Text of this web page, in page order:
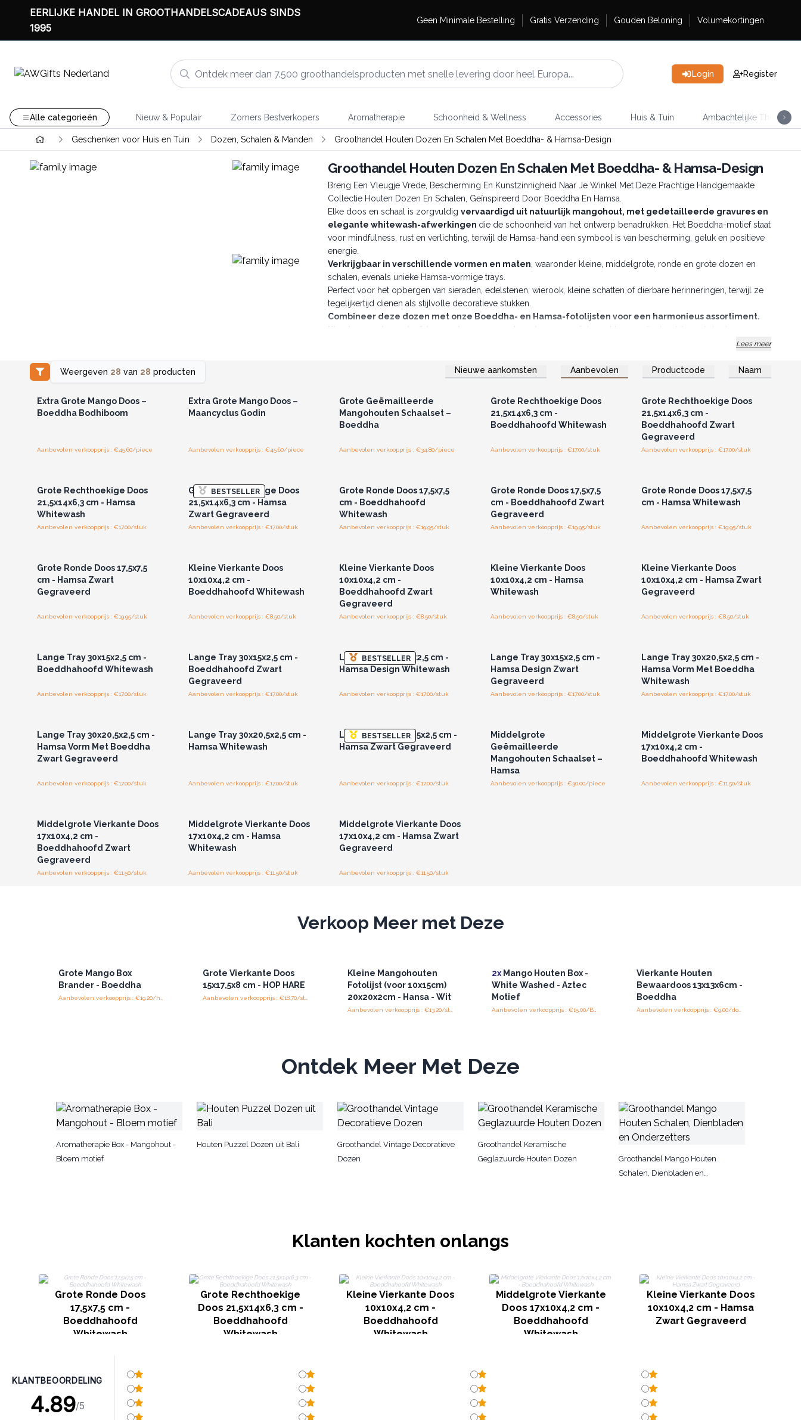
EERLIJKE HANDEL IN GROOTHANDELSCADEAUS SINDS
1995
Geen Minimale Bestelling Gratis Verzending Gouden Beloning Volumekortingen
Login Register
Alle categorieën Nieuw & Populair Zomers Bestverkopers Aromatherapie Schoonheid & Wellness Accessories Huis & Tuin Ambachtelijke Thee
Geschenken voor Huis en Tuin Dozen, Schalen & Manden Groothandel Houten Dozen En Schalen Met Boeddha- & Hamsa-Design
Groothandel Houten Dozen En Schalen Met Boeddha- & Hamsa-Design
Breng Een Vleugje Vrede, Bescherming En Kunstzinnigheid Naar Je Winkel Met Deze Prachtige Handgemaakte
Collectie Houten Dozen En Schalen, Geïnspireerd Door Boeddha En Hamsa.
Elke doos en schaal is zorgvuldig vervaardigd uit natuurlijk mangohout, met gedetailleerde gravures en
elegante whitewash-afwerkingen die de schoonheid van het ontwerp benadrukken. Het Boeddha-motief staat
voor mindfulness, rust en verlichting, terwijl de Hamsa-hand een symbool is van bescherming, geluk en positieve
energie.
Verkrijgbaar in verschillende vormen en maten , waaronder kleine, middelgrote, ronde en grote dozen en
schalen, evenals unieke Hamsa-vormige trays.
Perfect voor het opbergen van sieraden, edelstenen, wierook, kleine schatten of dierbare herinneringen, terwijl ze
tegelijkertijd dienen als stijlvolle decoratieve stukken.
Combineer deze dozen met onze Boeddha- en Hamsa-fotolijsten voor een harmonieus assortiment.
Kies tussen de gedurfde zwart gegraveerde ontwerpen
of de zachtere, verfijnde whitewash-look om
Lees meer
Weergeven 28 van 28 producten Nieuwe aankomsten Aanbevolen Productcode Naam
Log in of registreer u voor
groothandelsprijzen.
Extra Grote Mango Doos –
Boeddha Bodhiboom
Aanbevolen verkoopprijs : €45.60/piece
Extra Grote Mango Doos –
Maancyclus Godin
Aanbevolen verkoopprijs : €45.60/piece
Grote Geëmailleerde
Mangohouten Schaalset –
Boeddha
Aanbevolen verkoopprijs : €34.80/piece
Log in of registreer u voor
groothandelsprijzen.
Grote Rechthoekige Doos
21,5x14x6,3 cm -
Boeddhahoofd Whitewash
Aanbevolen verkoopprijs : €17.00/stuk
Log in of registreer u voor
groothandelsprijzen.
Grote Rechthoekige Doos
21,5x14x6,3 cm -
Boeddhahoofd Zwart
Gegraveerd
Aanbevolen verkoopprijs : €17.00/stuk
Grote Rechthoekige Doos
21,5x14x6,3 cm - Hamsa
Whitewash
Aanbevolen verkoopprijs : €17.00/stuk
BESTSELLER
Grote Rechthoekige Doos
21,5x14x6,3 cm - Hamsa
Zwart Gegraveerd
Aanbevolen verkoopprijs : €17.00/stuk
Grote Ronde Doos 17,5x7,5
cm - Boeddhahoofd
Whitewash
Aanbevolen verkoopprijs : €19.95/stuk
Grote Ronde Doos 17,5x7,5
cm - Boeddhahoofd Zwart
Gegraveerd
Aanbevolen verkoopprijs : €19.95/stuk
Grote Ronde Doos 17,5x7,5
cm - Hamsa Whitewash
Aanbevolen verkoopprijs : €19.95/stuk
Grote Ronde Doos 17,5x7,5
cm - Hamsa Zwart
Gegraveerd
Aanbevolen verkoopprijs : €19.95/stuk
Kleine Vierkante Doos
10x10x4,2 cm -
Boeddhahoofd Whitewash
Aanbevolen verkoopprijs : €8.50/stuk
Kleine Vierkante Doos
10x10x4,2 cm -
Boeddhahoofd Zwart
Gegraveerd
Aanbevolen verkoopprijs : €8.50/stuk
Kleine Vierkante Doos
10x10x4,2 cm - Hamsa
Whitewash
Aanbevolen verkoopprijs : €8.50/stuk
Kleine Vierkante Doos
10x10x4,2 cm - Hamsa Zwart
Gegraveerd
Aanbevolen verkoopprijs : €8.50/stuk
Lange Tray 30x15x2,5 cm -
Boeddhahoofd Whitewash
Aanbevolen verkoopprijs : €17.00/stuk
Lange Tray 30x15x2,5 cm -
Boeddhahoofd Zwart
Gegraveerd
Aanbevolen verkoopprijs : €17.00/stuk
BESTSELLER
Lange Tray 30x15x2,5 cm -
Hamsa Design Whitewash
Aanbevolen verkoopprijs : €17.00/stuk
Lange Tray 30x15x2,5 cm -
Hamsa Design Zwart
Gegraveerd
Aanbevolen verkoopprijs : €17.00/stuk
Lange Tray 30x20,5x2,5 cm -
Hamsa Vorm Met Boeddha
Whitewash
Aanbevolen verkoopprijs : €17.00/stuk
Lange Tray 30x20,5x2,5 cm -
Hamsa Vorm Met Boeddha
Zwart Gegraveerd
Aanbevolen verkoopprijs : €17.00/stuk
Lange Tray 30x20,5x2,5 cm -
Hamsa Whitewash
Aanbevolen verkoopprijs : €17.00/stuk
BESTSELLER
Lange Tray 30x20,5x2,5 cm -
Hamsa Zwart Gegraveerd
Aanbevolen verkoopprijs : €17.00/stuk
Middelgrote
Geëmailleerde
Mangohouten Schaalset –
Hamsa
Aanbevolen verkoopprijs : €30.00/piece
Middelgrote Vierkante Doos
17x10x4,2 cm -
Boeddhahoofd Whitewash
Aanbevolen verkoopprijs : €11.50/stuk
Middelgrote Vierkante Doos
17x10x4,2 cm -
Boeddhahoofd Zwart
Gegraveerd
Aanbevolen verkoopprijs : €11.50/stuk
Middelgrote Vierkante Doos
17x10x4,2 cm - Hamsa
Whitewash
Aanbevolen verkoopprijs : €11.50/stuk
Middelgrote Vierkante Doos
17x10x4,2 cm - Hamsa Zwart
Gegraveerd
Aanbevolen verkoopprijs : €11.50/stuk
Verkoop Meer met Deze
Grote Mango Box
Brander - Boeddha
Grote Vierkante Doos
15x17,5x8 cm - HOP HARE
Kleine Mangohouten
Fotolijst (voor 10x15cm)
20x20x2cm - Hansa - Wit
2x Mango Houten Box -
White Washed - Aztec
Motief
Vierkante Houten
Bewaardoos 13x13x6cm -
Boeddha
Aanbevolen verkoopprijs : €9.00/doos
Ontdek Meer Met Deze
Aromatherapie Box - Mangohout -
Bloem motief
Houten Puzzel Dozen uit Bali
Groothandel Vintage Decoratieve
Dozen
Groothandel Keramische
Geglazuurde Houten Dozen
Groothandel Mango Houten
Schalen, Dienbladen en
Klanten kochten onlangs
Grote Ronde Doos
17,5x7,5 cm -
Boeddhahoofd
Whitewash
Grote Rechthoekige
Doos 21,5x14x6,3 cm -
Boeddhahoofd
Whitewash
Kleine Vierkante Doos
10x10x4,2 cm -
Boeddhahoofd
Whitewash
Middelgrote Vierkante
Doos 17x10x4,2 cm -
Boeddhahoofd
Whitewash
Kleine Vierkante Doos
10x10x4,2 cm - Hamsa
Zwart Gegraveerd
KLANTBEOORDELING
4.89/5